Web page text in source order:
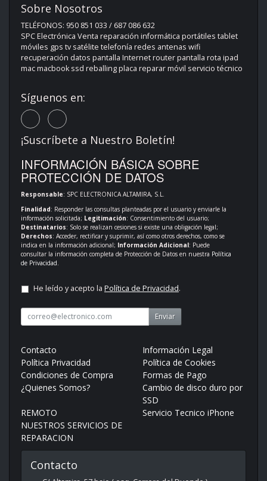
Sobre Nosotros
TELÉFONOS: 950 851 033 / 687 086 632
SPC Electrónica Venta reparación informática portátiles tablet
móviles gps tv satélite telefonía redes antenas wifi
recuperación datos pantalla Internet router pantalla rota ipad
mac macbook ssd reballing placa reparar móvil servicio técnico
Síguenos en:
¡Suscríbete a Nuestro Boletín!
INFORMACIÓN BÁSICA SOBRE
PROTECCIÓN DE DATOS
Responsable: SPC ELECTRONICA ALTAMIRA, S.L.
Finalidad: Responder las consultas planteadas por el usuario y enviarle la
información solicitada; Legitimación: Consentimiento del usuario;
Destinatarios: Solo se realizan cesiones si existe una obligación legal;
Derechos: Acceder, rectificar y suprimir, así como otros derechos, como se
indica en la información adicional; Información Adicional: Puede
consultar la información completa de Protección de Datos en nuestra Política
de Privacidad
He leído y acepto la Política de Privacidad.
Enviar
Contacto
Información Legal
Política Privacidad
Política de Cookies
Condiciones de Compra
Formas de Pago
¿Quienes Somos?
Cambio de disco duro por
SSD
REMOTO
Servicio Tecnico iPhone
NUESTROS SERVICIOS DE
REPARACION
Contacto